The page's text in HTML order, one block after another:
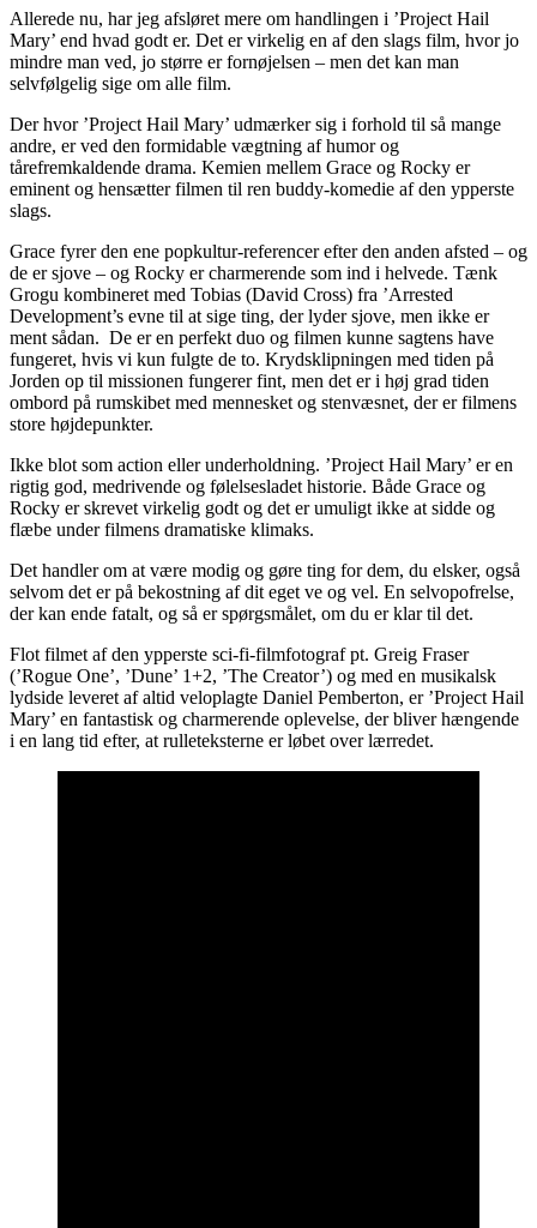
Allerede nu, har jeg afsløret mere om handlingen i ’Project Hail
Mary’ end hvad godt er. Det er virkelig en af den slags film, hvor jo
mindre man ved, jo større er fornøjelsen – men det kan man
selvfølgelig sige om alle film.
Der hvor ’Project Hail Mary’ udmærker sig i forhold til så mange
andre, er ved den formidable vægtning af humor og
tårefremkaldende drama. Kemien mellem Grace og Rocky er
eminent og hensætter filmen til ren buddy-komedie af den ypperste
slags.
Grace fyrer den ene popkultur-referencer efter den anden afsted – og
de er sjove – og Rocky er charmerende som ind i helvede. Tænk
Grogu kombineret med Tobias (David Cross) fra ’Arrested
Development’s evne til at sige ting, der lyder sjove, men ikke er
ment sådan. De er en perfekt duo og filmen kunne sagtens have
fungeret, hvis vi kun fulgte de to. Krydsklipningen med tiden på
Jorden op til missionen fungerer fint, men det er i høj grad tiden
ombord på rumskibet med mennesket og stenvæsnet, der er filmens
store højdepunkter.
Ikke blot som action eller underholdning. ’Project Hail Mary’ er en
rigtig god, medrivende og følelsesladet historie. Både Grace og
Rocky er skrevet virkelig godt og det er umuligt ikke at sidde og
flæbe under filmens dramatiske klimaks.
Det handler om at være modig og gøre ting for dem, du elsker, også
selvom det er på bekostning af dit eget ve og vel. En selvopofrelse,
der kan ende fatalt, og så er spørgsmålet, om du er klar til det.
Flot filmet af den ypperste sci-fi-filmfotograf pt. Greig Fraser
(’Rogue One’, ’Dune’ 1+2, ’The Creator’) og med en musikalsk
lydside leveret af altid veloplagte Daniel Pemberton, er ’Project Hail
Mary’ en fantastisk og charmerende oplevelse, der bliver hængende
i en lang tid efter, at rulleteksterne er løbet over lærredet.